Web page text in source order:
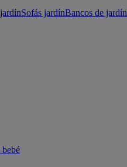
Sofás jardínBancos de jardín